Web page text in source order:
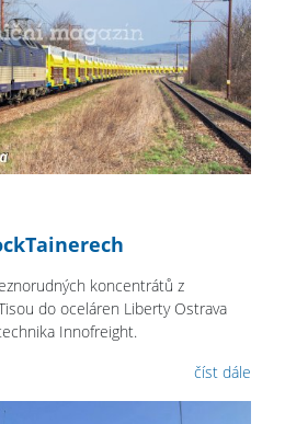
koncentrátů z
do oceláren Liberty Ostrava
Innofreight.
číst dále